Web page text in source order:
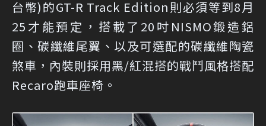
台幣)的GT-R Track Edition則必須等到8月
25才能預定，搭載了20吋NISMO鍛造鋁
圈、碳纖維尾翼、以及可選配的碳纖維陶瓷
煞車，內裝則採用黑/紅混搭的戰鬥風格搭配
Recaro跑車座椅。